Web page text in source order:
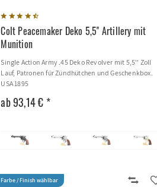
Colt Peacemaker Deko 5,5'' Artillery mit
Munition
Single Action Army .45 Deko Revolver mit 5,5'' Zoll
Lauf, Patronen für Zündhütchen und Geschenkbox.
USA 1895
ab 93,14 € *
Farbe / Finish wählbar